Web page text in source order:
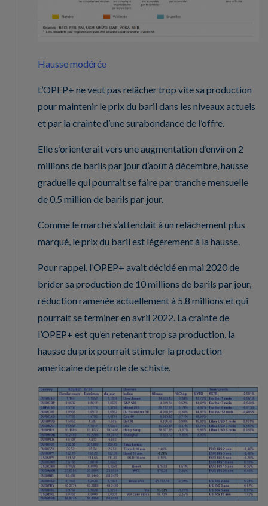
Hausse modérée
L’OPEP+ ne veut pas relâcher trop vite sa production
pour maintenir le prix du baril dans les niveaux actuels
et par la crainte d’une surabondance de l’offre.
Elle s’orienterait vers une augmentation d’environ 2
millions de barils par jour d’août à décembre, hausse
graduelle qui pourrait se faire par tranche mensuelle
de 0.5 million de barils par jour.
Comme le marché s’attendait à un relâchement plus
marqué, le prix du baril est légèrement à la hausse.
Pour rappel, l’OPEP+ avait décidé en mai 2020 de
brider sa production de 10 millions de barils par jour,
réduction ramenée actuellement à 5.8 millions et qui
pourrait se terminer en avril 2022. La crainte de
l’OPEP+ est qu’en retenant trop sa production, la
hausse du prix pourrait stimuler la production
américaine de pétrole de schiste.